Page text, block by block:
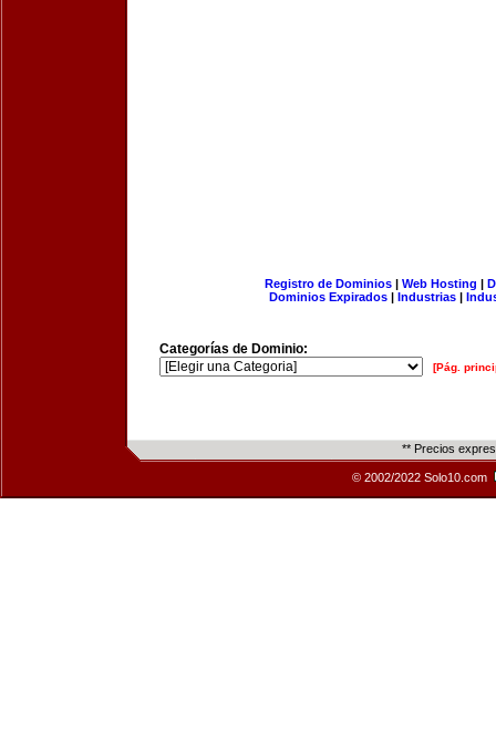
Registro de Dominios| Web Hosting |
Dominios Expirados | Industrias |
Categorías de Dominio:
[Pág.
** Precios
© 2002/2022 Solo10.com